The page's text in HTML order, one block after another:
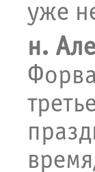
уже
н.